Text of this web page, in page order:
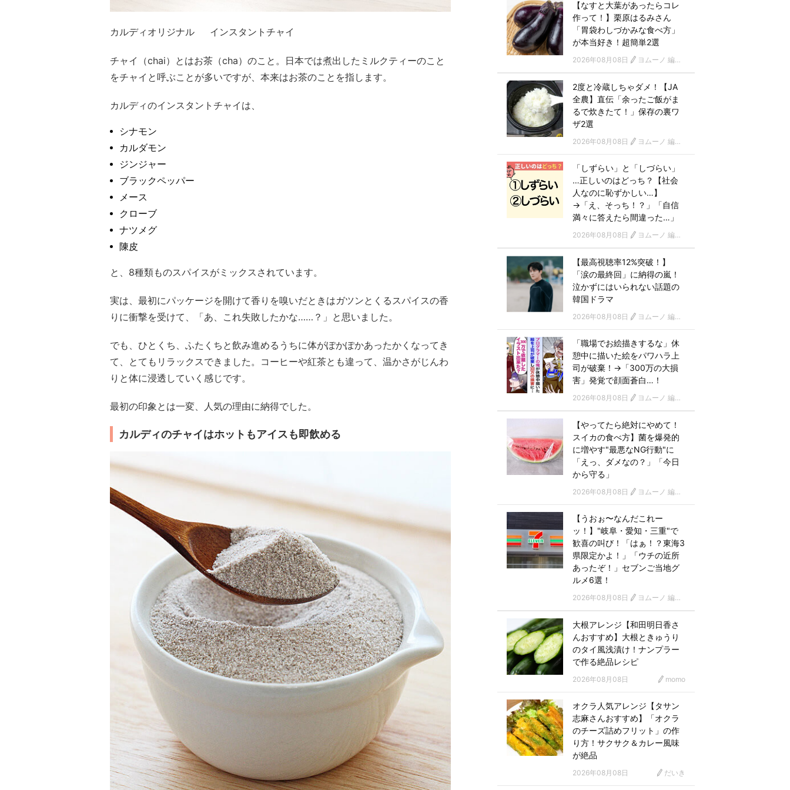
カルディオリジナル インスタントチャイ
チャイ（chai）とはお茶（cha）のこと。日本では煮出したミルクティーのこと
をチャイと呼ぶことが多いですが、本来はお茶のことを指します。
カルディのインスタントチャイは、
シナモン
カルダモン
ジンジャー
ブラックペッパー
メース
クローブ
ナツメグ
陳皮
と、8種類ものスパイスがミックスされています。
実は、最初にパッケージを開けて香りを嗅いだときはガツンとくるスパイスの香
りに衝撃を受けて、「あ、これ失敗したかな……？」と思いました。
でも、ひとくち、ふたくちと飲み進めるうちに体がぽかぽかあったかくなってき
て、とてもリラックスできました。コーヒーや紅茶とも違って、温かさがじんわ
りと体に浸透していく感じです。
最初の印象とは一変、人気の理由に納得でした。
カルディのチャイはホットもアイスも即飲める
【なすと大葉があったらコレ
作って！】栗原はるみさん
「胃袋わしづかみな食べ方」
が本当好き！超簡単2選
2026年08月08日 ヨムーノ 編集部
2度と冷蔵しちゃダメ！【JA
全農】直伝「余ったご飯がま
るで炊きたて！」保存の裏ワ
ザ2選
2026年08月08日 ヨムーノ 編集部
「しずらい」と「しづらい」
…正しいのはどっち？【社会
人なのに恥ずかしい…】
→「え、そっち！？」「自信
満々に答えたら間違った…」
2026年08月08日 ヨムーノ 編集部
【最高視聴率12%突破！】
「涙の最終回」に納得の嵐！
泣かずにはいられない話題の
韓国ドラマ
2026年08月08日 ヨムーノ 編集部 韓国ドラマチーム
「職場でお絵描きするな」休
憩中に描いた絵をパワハラ上
司が破棄！→「300万の大損
害」発覚で顔面蒼白…！
2026年08月08日 ヨムーノ 編集部
【やってたら絶対にやめて！
スイカの食べ方】菌を爆発的
に増やす"最悪なNG行動"に
「えっ、ダメなの？」「今日
から守る」
2026年08月08日 ヨムーノ 編集部
【うおぉ〜なんだこれー
ッ！】"岐阜・愛知・三重"で
歓喜の叫び！「はぁ！？東海3
県限定かよ！」「ウチの近所
あったぞ！」セブンご当地グ
ルメ6選！
2026年08月08日 ヨムーノ 編集部
大根アレンジ【和田明日香さ
んおすすめ】大根ときゅうり
のタイ風浅漬け！ナンプラー
で作る絶品レシピ
2026年08月08日 momo
オクラ人気アレンジ【タサン
志麻さんおすすめ】「オクラ
のチーズ詰めフリット」の作
り方！サクサク＆カレー風味
が絶品
2026年08月08日 だいき